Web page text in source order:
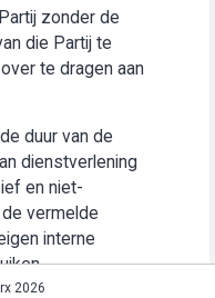
zonder de
die Partij te
te dragen aan
duur van de
dienstverlening
en niet-
vermelde
interne
2026